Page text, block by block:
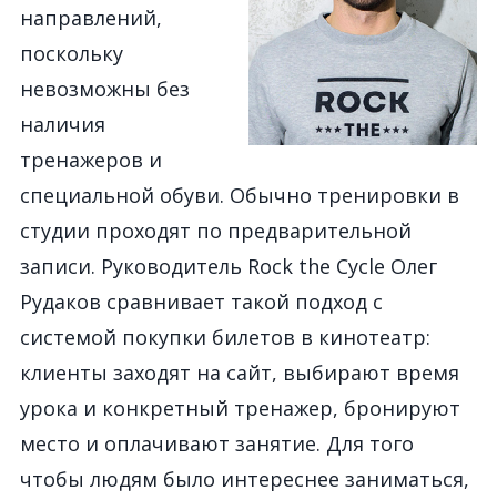
направлений,
поскольку
невозможны без
наличия
тренажеров и
специальной обуви. Обычно тренировки в
студии проходят по предварительной
записи. Руководитель Rock the Cycle Олег
Рудаков сравнивает такой подход с
системой покупки билетов в кинотеатр:
клиенты заходят на сайт, выбирают время
урока и конкретный тренажер, бронируют
место и оплачивают занятие. Для того
чтобы людям было интереснее заниматься,